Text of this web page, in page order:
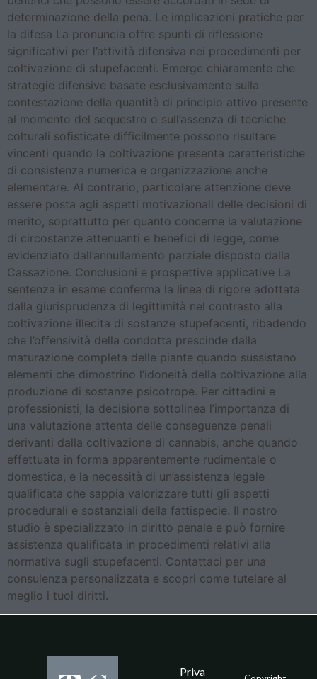
determinazione della pena. Le implicazioni pratiche per
la difesa La pronuncia offre spunti di riflessione
significativi per l’attività difensiva nei procedimenti per
coltivazione di stupefacenti. Emerge chiaramente che
strategie difensive basate esclusivamente sulla
contestazione della quantità di principio attivo presente
al momento del sequestro o sull’assenza di tecniche
colturali sofisticate difficilmente possono risultare
vincenti quando la coltivazione presenta caratteristiche
di consistenza numerica e organizzazione anche
elementare. Al contrario, particolare attenzione deve
essere posta agli aspetti motivazionali delle decisioni di
merito, soprattutto per quanto concerne la valutazione
di circostanze attenuanti e benefici di legge, come
evidenziato dall’annullamento parziale disposto dalla
Cassazione. Conclusioni e prospettive applicative La
sentenza in esame conferma la linea di rigore adottata
dalla giurisprudenza di legittimità nel contrasto alla
coltivazione illecita di sostanze stupefacenti, ribadendo
che l’offensività della condotta prescinde dalla
maturazione completa delle piante quando sussistano
elementi che dimostrino l’idoneità della coltivazione alla
produzione di sostanze psicotrope. Per cittadini e
professionisti, la decisione sottolinea l’importanza di
una valutazione attenta delle conseguenze penali
derivanti dalla coltivazione di cannabis, anche quando
effettuata in forma apparentemente rudimentale o
domestica, e la necessità di un’assistenza legale
qualificata che sappia valorizzare tutti gli aspetti
procedurali e sostanziali della fattispecie. Il nostro
studio è specializzato in diritto penale e può fornire
assistenza qualificata in procedimenti relativi alla
normativa sugli stupefacenti. Contattaci per una
consulenza personalizzata e scopri come tutelare al
meglio i tuoi diritti.
Priva